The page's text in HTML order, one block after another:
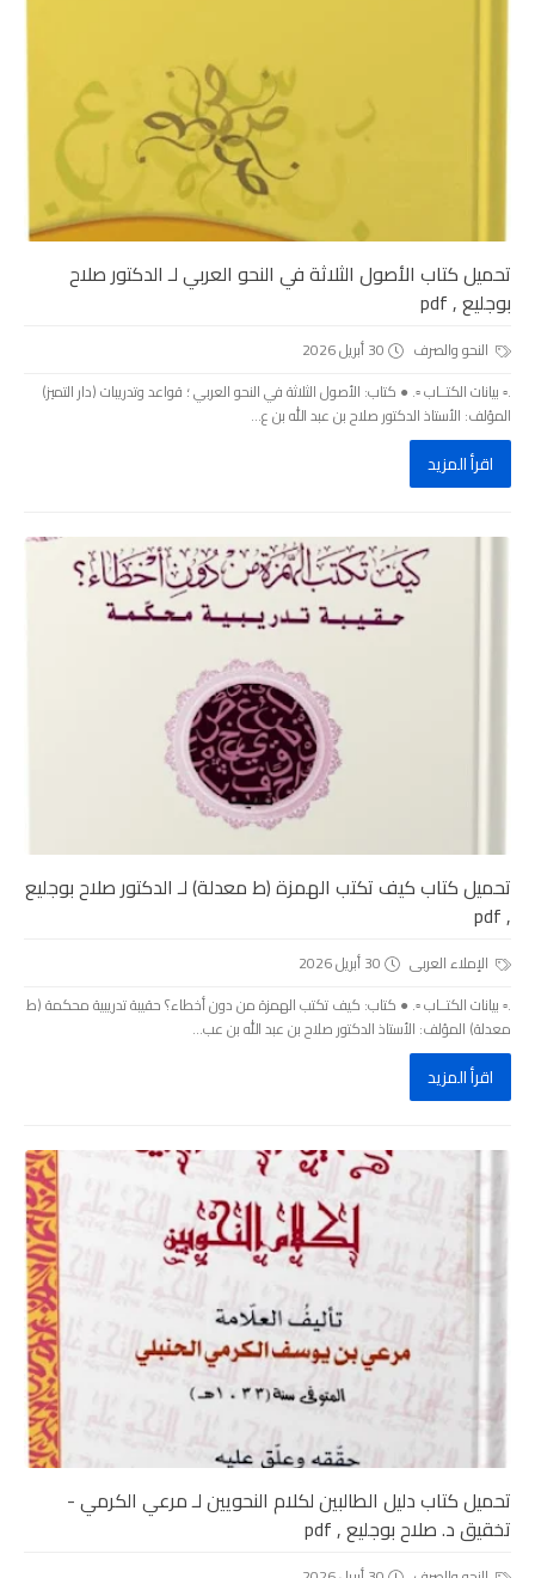
تحميل كتاب الأصول الثلاثة في النحو العربي لـ الدكتور صلاح
بوجليع , pdf
النحو والصرف
30 أبريل 2026
.▫️ بيانات الكتــاب ▫️. ● كتاب: الأصول الثلاثة في النحو العربي ؛ قواعد وتدريبات (دار التميز)
المؤلف: الأستاذ الدكتور صلاح بن عبد الله بن ع...
اقرأ المزيد
تحميل كتاب كيف تكتب الهمزة (ط معدلة) لـ الدكتور صلاح بوجليع
, pdf
الإملاء العربى
30 أبريل 2026
.▫️ بيانات الكتــاب ▫️. ● كتاب: كيف تكتب الهمزة من دون أخطاء؟ حقيبة تدريبية محكمة (ط
معدلة) المؤلف: الأستاذ الدكتور صلاح بن عبد الله بن عب...
اقرأ المزيد
تحميل كتاب دليل الطالبين لكلام النحويين لـ مرعي الكرمي -
تخقيق د. صلاح بوجليع , pdf